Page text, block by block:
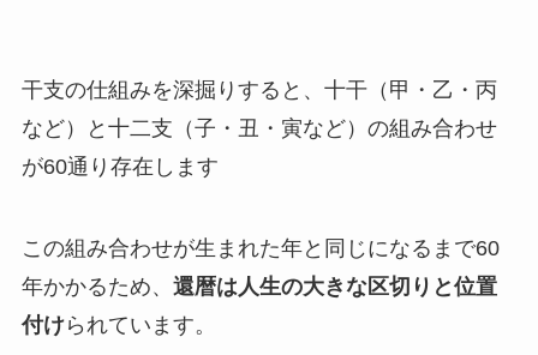
干支の仕組みを深掘りすると、十干（甲・乙・丙
など）と十二支（子・丑・寅など）の組み合わせ
が60通り存在します
この組み合わせが生まれた年と同じになるまで60
年かかるため、 還暦は人生の大きな区切りと位置
付けられています。